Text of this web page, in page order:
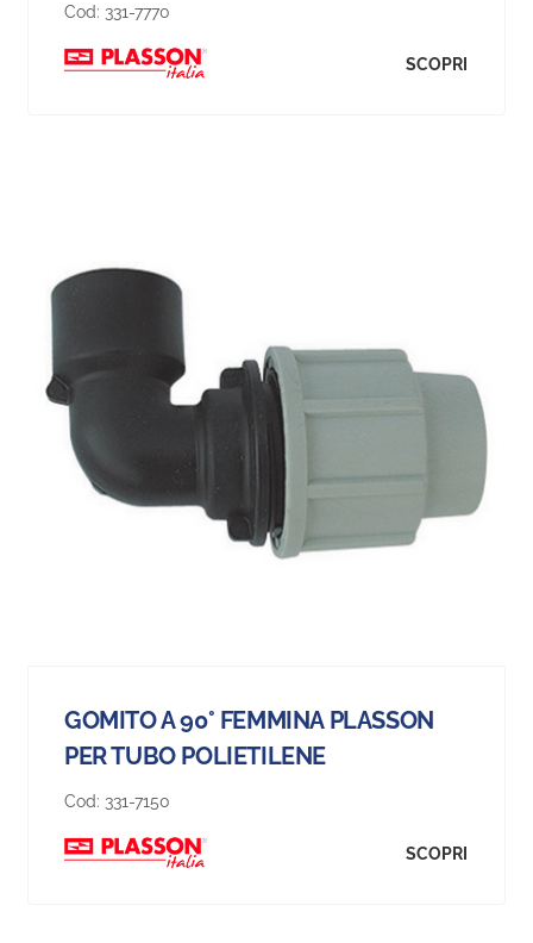
Cod: 331-7770
SCOPRI
GOMITO A 90° FEMMINA PLASSON
PER TUBO POLIETILENE
Cod: 331-7150
SCOPRI